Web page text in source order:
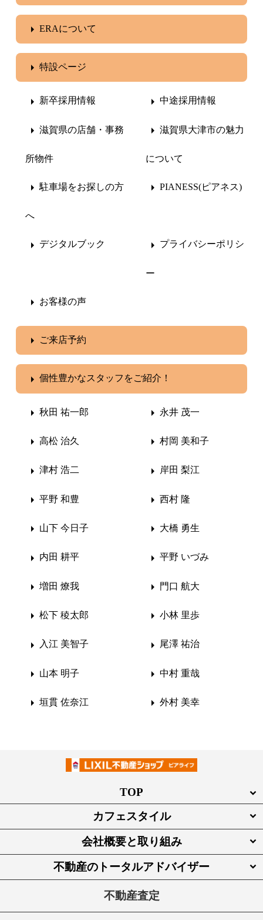
ERAについて
特設ページ
新卒採用情報 中途採用情報
滋賀県の店舗・事務
所物件
滋賀県大津市の魅力
について
駐車場をお探しの方
へ
PIANESS(ピアネス)
デジタルブック プライバシーポリシ
ー
お客様の声
ご来店予約
個性豊かなスタッフをご紹介！
秋田 祐一郎 永井 茂一
高松 治久 村岡 美和子
津村 浩二 岸田 梨江
平野 和豊 西村 隆
山下 今日子 大橋 勇生
内田 耕平 平野 いづみ
増田 燎我 門口 航大
松下 稜太郎 小林 里歩
入江 美智子 尾澤 祐治
山本 明子 中村 重哉
垣貫 佐奈江 外村 美幸
TOP
カフェスタイル
会社概要と取り組み
不動産のトータルアドバイザー
不動産査定